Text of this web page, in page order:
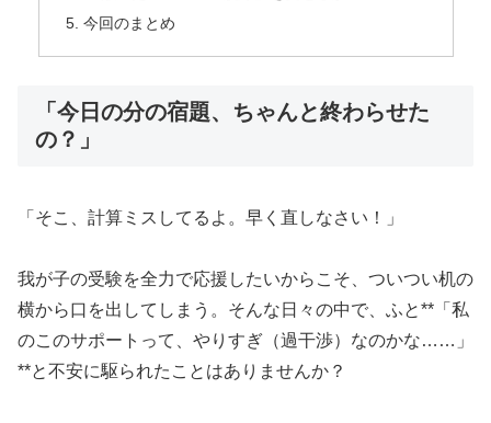
今回のまとめ
「今日の分の宿題、ちゃんと終わらせた
の？」
「そこ、計算ミスしてるよ。早く直しなさい！」
我が子の受験を全力で応援したいからこそ、ついつい机の
横から口を出してしまう。そんな日々の中で、ふと**「私
のこのサポートって、やりすぎ（過干渉）なのかな……」
**と不安に駆られたことはありませんか？